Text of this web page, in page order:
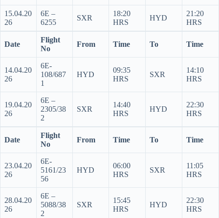
15.04.20
26
6E –
6255
SXR
18:20
HRS
HYD
21:20
HRS
Date
Flight
No
From Time To Time
14.04.20
26
6E-
108/687
1
HYD
09:35
HRS
SXR
14:10
HRS
19.04.20
26
6E –
2305/38
2
SXR
14:40
HRS
HYD
22:30
HRS
Date
Flight
No
From Time To Time
23.04.20
26
6E-
5161/23
56
HYD
06:00
HRS
SXR
11:05
HRS
28.04.20
26
6E –
5088/38
2
SXR
15:45
HRS
HYD
22:30
HRS